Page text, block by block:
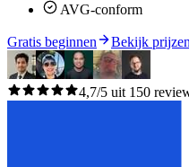
AVG-conform
Gratis beginnen Bekijk prijzen
4,7/5 uit 150